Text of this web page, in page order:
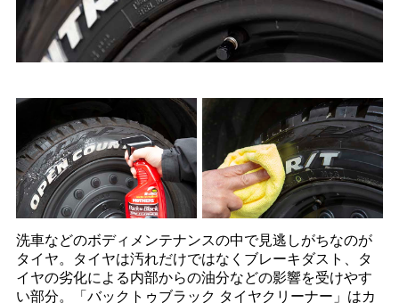
洗車などのボディメンテナンスの中で見逃しがちなのが
タイヤ。タイヤは汚れだけではなくブレーキダスト、タ
イヤの劣化による内部からの油分などの影響を受けやす
い部分。「バックトゥブラック タイヤクリーナー」はカ